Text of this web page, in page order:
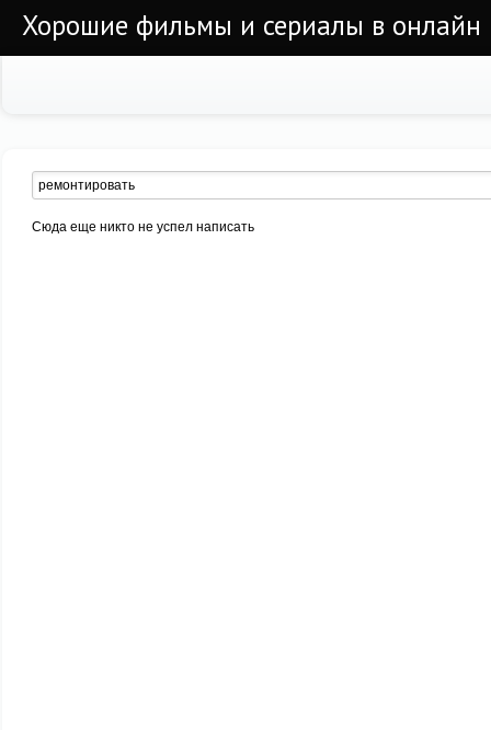
Хорошие фильмы и сериалы в онлайн
Сюда еще никто не успел написать